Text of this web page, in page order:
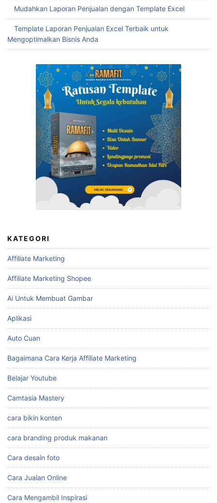
Mudahkan Laporan Penjualan dengan Template Excel
Template Laporan Penjualan Excel Terbaik untuk
Mengoptimalkan Bisnis Anda
KATEGORI
Affiliate Marketing
Affiliate Marketing Shopee
Ai Untuk Membuat Gambar
Aplikasi
Auto Cuan
Bagaimana Cara Kerja Affiliate Marketing
Belajar Youtube
Camtasia Mastery
cara bikin konten
cara branding produk makanan
Cara desain foto
Cara Jualan Online
Cara Mengambil Inspirasi